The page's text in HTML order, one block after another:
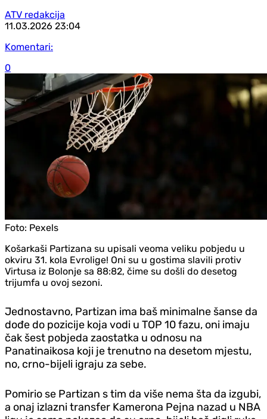
ATV redakcija
11.03.2026 23:04
Komentari:
0
Foto: Pexels
Košarkaši Partizana su upisali veoma veliku pobjedu u
okviru 31. kola Evrolige! Oni su u gostima slavili protiv
Virtusa iz Bolonje sa 88:82, čime su došli do desetog
trijumfa u ovoj sezoni.
Jednostavno, Partizan ima baš minimalne šanse da
dođe do pozicije koja vodi u TOP 10 fazu, oni imaju
čak šest pobjeda zaostatka u odnosu na
Panatinaikosa koji je trenutno na desetom mjestu,
no, crno-bijeli igraju za sebe.
Pomirio se Partizan s tim da više nema šta da izgubi,
a onaj izlazni transfer Kamerona Pejna nazad u NBA